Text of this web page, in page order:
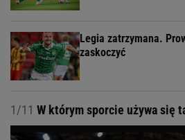
Legia zatrzymana.
zaskoczyć
1/11 W którym sporcie używa się